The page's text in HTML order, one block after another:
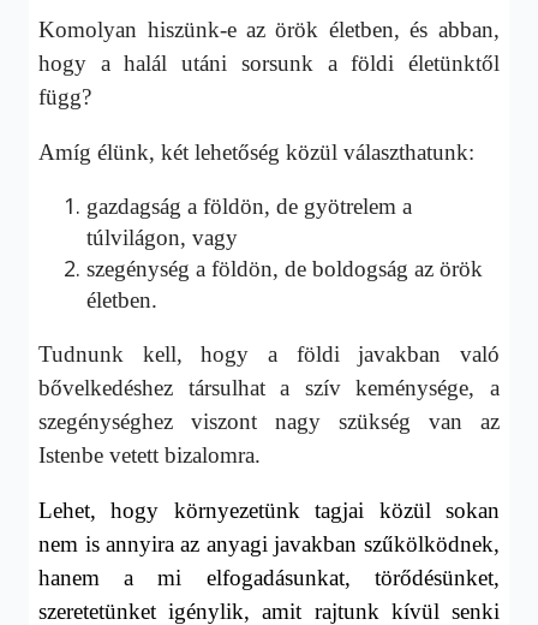
Komolyan hiszünk-e az örök életben, és abban,
hogy a halál utáni sorsunk a földi életünktől
függ?
Amíg élünk, két lehetőség közül választhatunk:
gazdagság a földön, de gyötrelem a
túlvilágon, vagy
szegénység a földön, de boldogság az örök
életben.
Tudnunk kell, hogy a földi javakban való
bővelkedéshez társulhat a szív keménysége, a
szegénységhez viszont nagy szükség van az
Istenbe vetett bizalomra.
Lehet, hogy környezetünk tagjai közül sokan
nem is annyira az anyagi javakban szűkölködnek,
hanem a mi elfogadásunkat, törődésünket,
szeretetünket igénylik, amit rajtunk kívül senki